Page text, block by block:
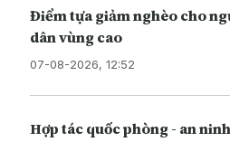
Điểm tựa giảm nghèo cho
dân vùng cao
07-08-2026, 12:52
Hợp tác quốc phòng - an